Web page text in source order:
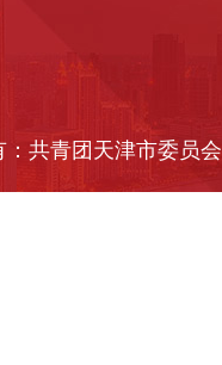
：共青团天津市委